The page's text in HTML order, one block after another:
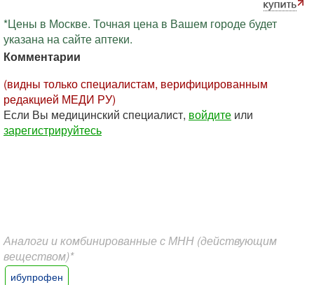
*Цены в Москве. Точная цена в Вашем городе будет
указана на сайте аптеки.
Комментарии
(видны только специалистам, верифицированным
редакцией МЕДИ РУ)
Если Вы медицинский специалист, войдите или
зарегистрируйтесь
Аналоги и комбинированные с МНН (действующим
веществом)*
ибупрофен